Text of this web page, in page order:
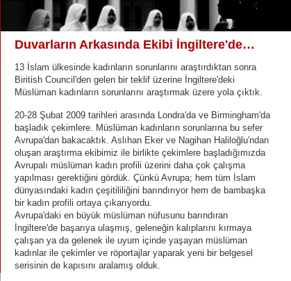
Duvarların Arkasında Ekibi İngiltere'de…
13 İslam ülkesinde kadınların sorunlarını araştırdıktan sonra
Biritish Council'den gelen bir teklif üzerine İngiltere'deki
Müslüman kadınların sorunlarını araştırmak üzere yola çıktık.
20-28 Şubat 2009 tarihleri arasında Londra'da ve Birmingham'da
başladık çekimlere. Müslüman kadınların sorunlarına bu sefer
Avrupa'dan bakacaktık. Aslıhan Eker ve Nagihan Haliloğlu'ndan
oluşan araştırma ekibimiz ile birlikte çekimlere başladığımızda
Avrupalı müslüman kadın profili üzerini daha çok çalışma
yapılması gerektiğini gördük. Çünkü Avrupa; hem tüm İslam
dünyasındaki kadın çeşitililiğini barındırıyor hem de bambaşka
bir kadın profili ortaya çıkarıyordu.
Avrupa'daki en büyük müslüman nüfusunu barındıran
İngiltere'de başarıya ulaşmış, geleneğin kalıplarını kırmaya
çalışan ya da gelenek ile uyum içinde yaşayan müslüman
kadınlar ile çekimler ve röportajlar yaparak yeni bir belgesel
serisinin de kapısını aralamış olduk.